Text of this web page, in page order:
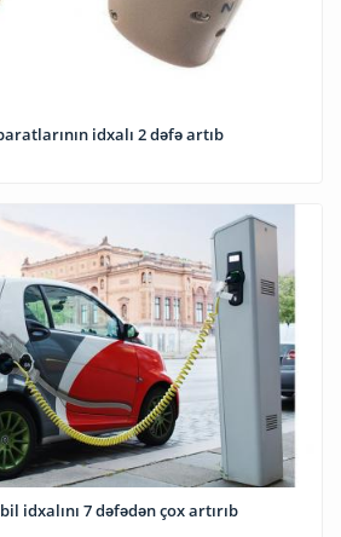
idxalı 2 dəfə artıb
idxalını 7 dəfədən çox artırıb